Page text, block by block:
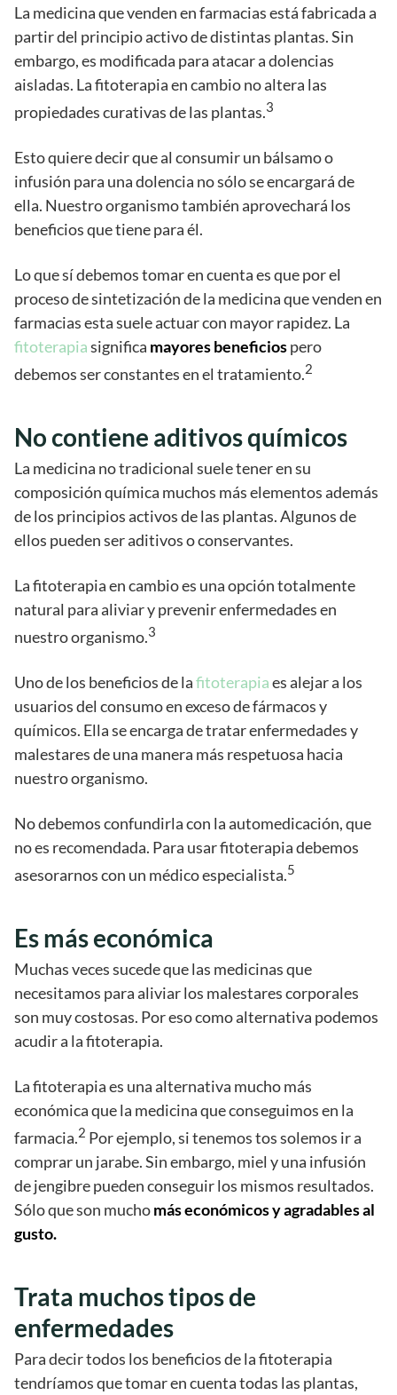
La medicina que venden en farmacias está fabricada a
partir del principio activo de distintas plantas. Sin
embargo, es modificada para atacar a dolencias
aisladas. La fitoterapia en cambio no altera las
propiedades curativas de las plantas.3
Esto quiere decir que al consumir un bálsamo o
infusión para una dolencia no sólo se encargará de
ella. Nuestro organismo también aprovechará los
beneficios que tiene para él.
Lo que sí debemos tomar en cuenta es que por el
proceso de sintetización de la medicina que venden en
farmacias esta suele actuar con mayor rapidez. La
fitoterapiasignifica mayores beneficiospero
debemos ser constantes en el tratamiento.2
No contiene aditivos químicos
La medicina no tradicional suele tener en su
composición química muchos más elementos además
de los principios activos de las plantas. Algunos de
ellos pueden ser aditivos o conservantes.
La fitoterapia en cambio es una opción totalmente
natural para aliviar y prevenir enfermedades en
nuestro organismo.3
Uno de los beneficios de lafitoterapiaes alejar a los
usuarios del consumo en exceso de fármacos y
químicos. Ella se encarga de tratar enfermedades y
malestares de una manera más respetuosa hacia
nuestro organismo.
No debemos confundirla con la automedicación, que
no es recomendada. Para usar fitoterapia debemos
asesorarnos con un médico especialista.5
Es más económica
Muchas veces sucede que las medicinas que
necesitamos para aliviar los malestares corporales
son muy costosas. Por eso como alternativa podemos
acudir a la fitoterapia.
La fitoterapia es una alternativa mucho más
económica que la medicina que conseguimos en la
farmacia.2 Por ejemplo, si tenemos tos solemos ir a
comprar un jarabe. Sin embargo, miel y una infusión
de jengibre pueden conseguir los mismos resultados.
Sólo que son muchomás económicos y agradables al
gusto.
Trata muchos tipos de
enfermedades
Para decir todos los beneficios de la fitoterapia
tendríamos que tomar en cuenta todas las plantas,